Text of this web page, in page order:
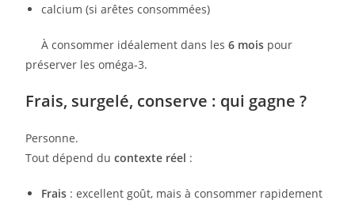
calcium (si arêtes consommées)
À consommer idéalement dans les6 mois pour
préserver les oméga-3.
Frais, surgelé, conserve : qui gagne ?
Personne.
Tout dépend ducontexte réel :
Frais : excellent goût, mais à consommer rapidement